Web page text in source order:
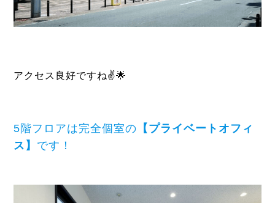
アクセス良好ですね✌️🌟
5階フロアは完全個室の 【プライベートオフィ
ス】 です！